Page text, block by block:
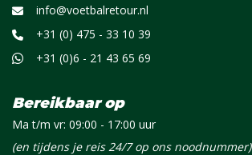
info@voetbalretour.nl
+31 (0) 475 - 33 10 39
+31 (0)6 - 21 43 65 69
Bereikbaar op
Ma t/m vr: 09:00 - 17:00 uur
(en tijdens je reis 24/7 op ons noodnummer)